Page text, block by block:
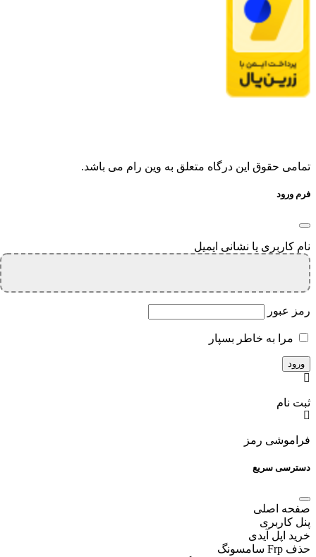
تمامی حقوق این درگاه متعلق به وین رام می باشد.
فرم ورود
نام کاربری یا نشانی ایمیل
رمز عبور
مرا به خاطر بسپار
ثبت نام
فراموشی رمز
دسترسی سریع
صفحه اصلی
پنل کاربری
خرید اپل آیدی
حذف Frp سامسونگ